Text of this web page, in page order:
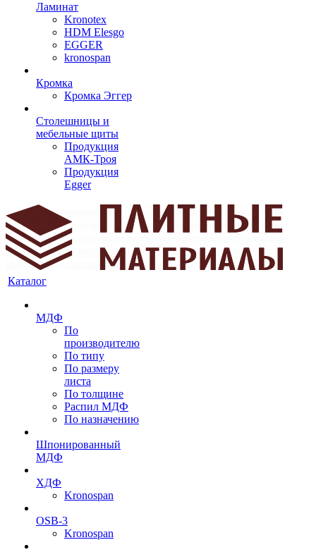
Ламинат
Kronotex
HDM Elesgo
EGGER
kronospan
Кромка
Кромка Эггер
Столешницы и
мебельные щиты
Продукция
АМК-Троя
Продукция
Egger
Каталог
МДФ
По
производителю
По типу
По размеру
листа
По толщине
Распил МДФ
По назначению
Шпонированный
МДФ
ХДФ
Kronospan
OSB-3
Kronospan